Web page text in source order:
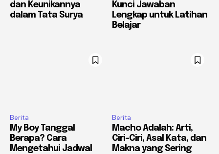
dan Keunikannya
dalam Tata Surya
Kunci Jawaban
Lengkap untuk Latihan
Belajar
Berita
My Boy Tanggal
Berapa? Cara
Mengetahui Jadwal
Berita
Macho Adalah: Arti,
Ciri-Ciri, Asal Kata, dan
Makna yang Sering